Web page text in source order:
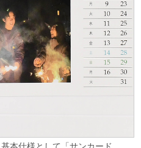
本仕様として「サンカード